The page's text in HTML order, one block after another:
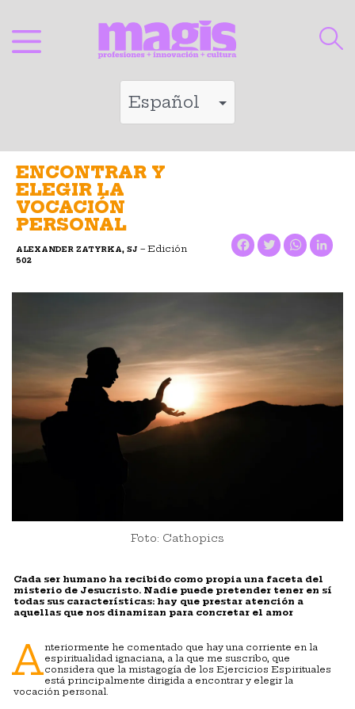
al
ENCONTRAR Y
ELEGIR LA
VOCACIÓN
PERSONAL
ALEXANDER ZATYRKA, SJ – Edición
502
Facebook Twitter WhatsApp
Foto: Cathopics
Cada ser humano ha recibido como propia una faceta del
misterio de Jesucristo. Nadie puede pretender tener en sí
todas sus características: hay que prestar atención a
aquellas que nos dinamizan para concretar el amor
Anteriormente he comentado que hay una corriente en la
espiritualidad ignaciana, a la que me suscribo, que
considera que la mistagogía de los Ejercicios Espirituales
está principalmente dirigida a encontrar y elegir la
vocación personal.